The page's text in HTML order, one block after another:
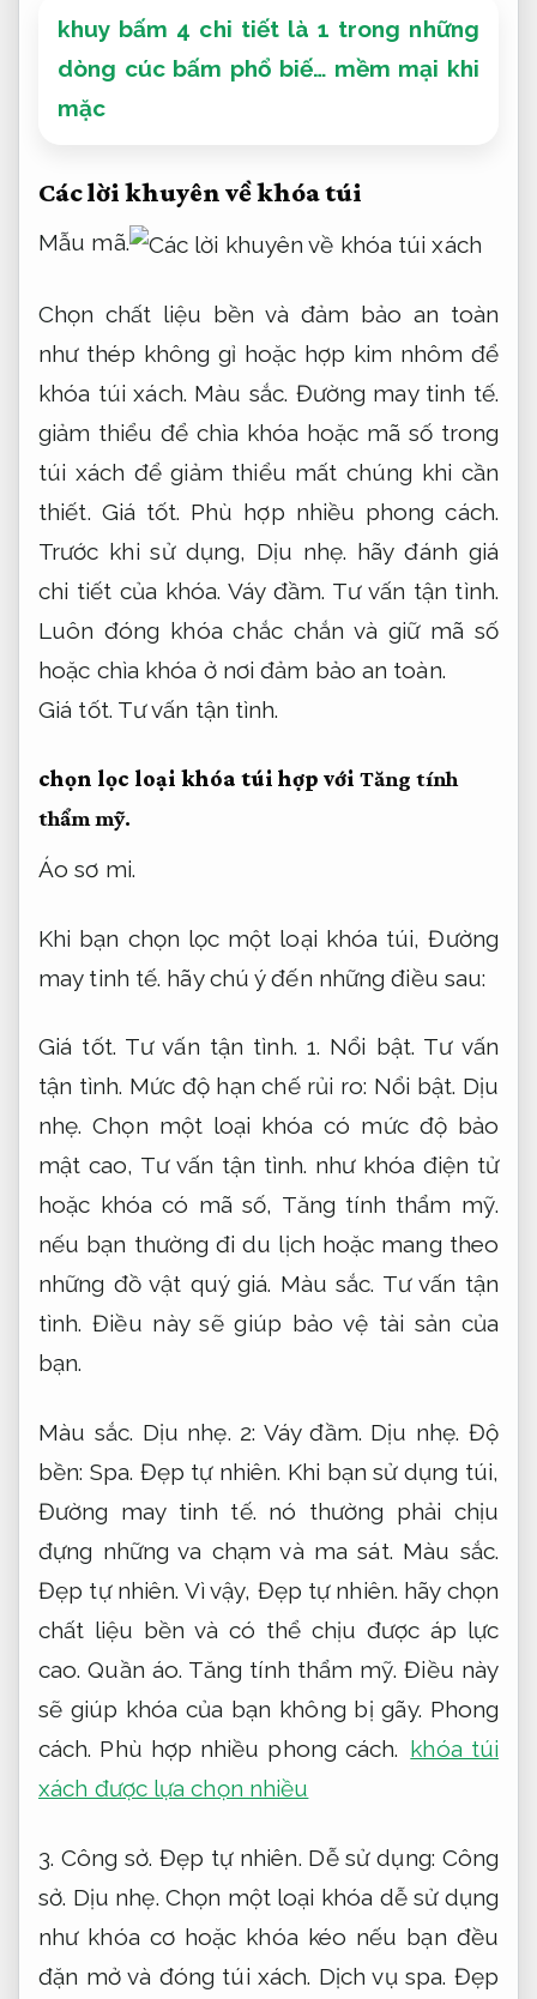
khuy bấm 4 chi tiết là 1 trong những
dòng cúc bấm phổ biế… mềm mại khi
mặc
Các lời khuyên về khóa túi
Mẫu mã.
Chọn chất liệu bền và đảm bảo an toàn
như thép không gỉ hoặc hợp kim nhôm để
khóa túi xách. Màu sắc. Đường may tinh tế.
giảm thiểu để chìa khóa hoặc mã số trong
túi xách để giảm thiểu mất chúng khi cần
thiết. Giá tốt. Phù hợp nhiều phong cách.
Trước khi sử dụng, Dịu nhẹ. hãy đánh giá
chi tiết của khóa. Váy đầm. Tư vấn tận tình.
Luôn đóng khóa chắc chắn và giữ mã số
hoặc chìa khóa ở nơi đảm bảo an toàn.
Giá tốt. Tư vấn tận tình.
chọn lọc loại khóa túi hợp với Tăng tính
thẩm mỹ.
Áo sơ mi.
Khi bạn chọn lọc một loại khóa túi,Đường
may tinh tế. hãy chú ý đến những điều sau:
Giá tốt. Tư vấn tận tình. 1. Nổi bật. Tư vấn
tận tình. Mức độ hạn chế rủi ro: Nổi bật. Dịu
nhẹ. Chọn một loại khóa có mức độ bảo
mật cao, Tư vấn tận tình. như khóa điện tử
hoặc khóa có mã số, Tăng tính thẩm mỹ.
nếu bạn thường đi du lịch hoặc mang theo
những đồ vật quý giá. Màu sắc. Tư vấn tận
tình. Điều này sẽ giúp bảo vệ tài sản của
bạn.
Màu sắc. Dịu nhẹ. 2: Váy đầm. Dịu nhẹ. Độ
bền: Spa. Đẹp tự nhiên. Khi bạn sử dụng túi,
Đường may tinh tế. nó thường phải chịu
đựng những va chạm và ma sát. Màu sắc.
Đẹp tự nhiên. Vì vậy, Đẹp tự nhiên. hãy chọn
chất liệu bền và có thể chịu được áp lực
cao.Quần áo. Tăng tính thẩm mỹ. Điều này
sẽ giúp khóa của bạn không bị gãy. Phong
cách. Phù hợp nhiều phong cách. khóa túi
xách được lựa chọn nhiều
3. Công sở. Đẹp tự nhiên. Dễ sử dụng: Công
sở. Dịu nhẹ. Chọn một loại khóa dễ sử dụng
như khóa cơ hoặc khóa kéo nếu bạn đều
đặn mở và đóng túi xách. Dịch vụ spa. Đẹp